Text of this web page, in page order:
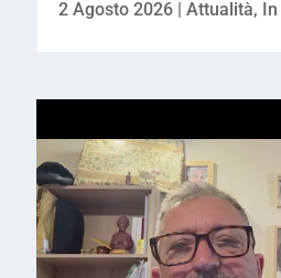
2 Agosto 2026| Attualità,